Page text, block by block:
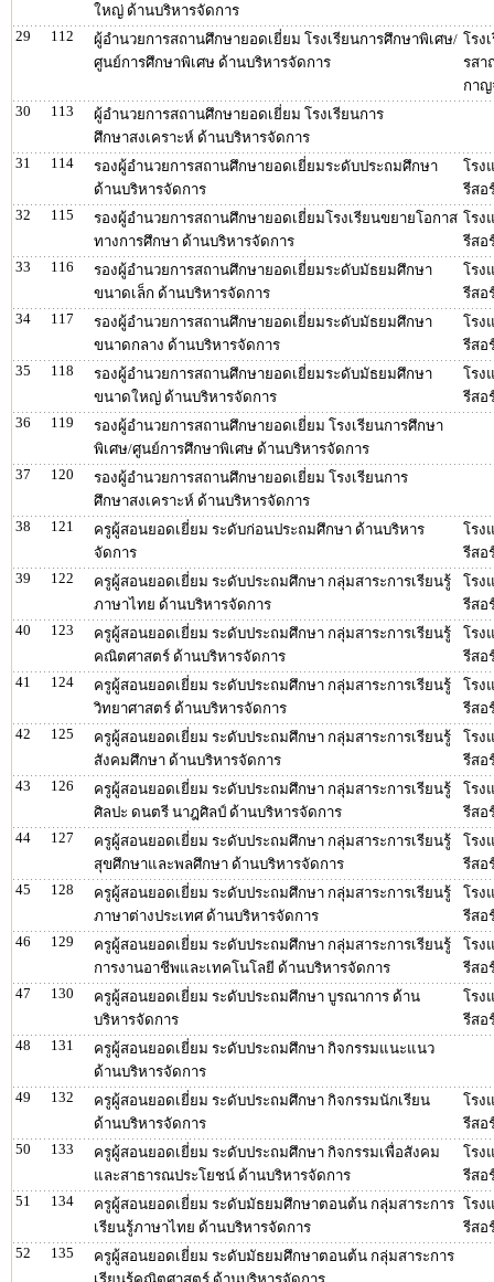
ใหญ่ ด้านบริหารจัดการ
29
112
ผู้อำนวยการสถานศึกษายอดเยี่ยม โรงเรียนการศึกษาพิเศษ/
ศูนย์การศึกษาพิเศษ ด้านบริหารจัดการ
โรง
รสา
กาญ
30
113
ผู้อำนวยการสถานศึกษายอดเยี่ยม โรงเรียนการ
ศึกษาสงเคราะห์ ด้านบริหารจัดการ
31
114
รองผู้อำนวยการสถานศึกษายอดเยี่ยมระดับประถมศึกษา
ด้านบริหารจัดการ
โรง
รีสอ
32
115
รองผู้อำนวยการสถานศึกษายอดเยี่ยมโรงเรียนขยายโอกาส
ทางการศึกษา ด้านบริหารจัดการ
โรง
รีสอ
33
116
รองผู้อำนวยการสถานศึกษายอดเยี่ยมระดับมัธยมศึกษา
ขนาดเล็ก ด้านบริหารจัดการ
โรง
รีสอ
34
117
รองผู้อำนวยการสถานศึกษายอดเยี่ยมระดับมัธยมศึกษา
ขนาดกลาง ด้านบริหารจัดการ
โรง
รีสอ
35
118
รองผู้อำนวยการสถานศึกษายอดเยี่ยมระดับมัธยมศึกษา
ขนาดใหญ่ ด้านบริหารจัดการ
โรง
รีสอ
36
119
รองผู้อำนวยการสถานศึกษายอดเยี่ยม โรงเรียนการศึกษา
พิเศษ/ศูนย์การศึกษาพิเศษ ด้านบริหารจัดการ
37
120
รองผู้อำนวยการสถานศึกษายอดเยี่ยม โรงเรียนการ
ศึกษาสงเคราะห์ ด้านบริหารจัดการ
38
121
ครูผู้สอนยอดเยี่ยม ระดับก่อนประถมศึกษา ด้านบริหาร
จัดการ
โรง
รีสอ
39
122
ครูผู้สอนยอดเยี่ยม ระดับประถมศึกษา กลุ่มสาระการเรียนรู้
ภาษาไทย ด้านบริหารจัดการ
โรง
รีสอ
40
123
ครูผู้สอนยอดเยี่ยม ระดับประถมศึกษา กลุ่มสาระการเรียนรู้
คณิตศาสตร์ ด้านบริหารจัดการ
โรง
รีสอ
41
124
ครูผู้สอนยอดเยี่ยม ระดับประถมศึกษา กลุ่มสาระการเรียนรู้
วิทยาศาสตร์ ด้านบริหารจัดการ
โรง
รีสอ
42
125
ครูผู้สอนยอดเยี่ยม ระดับประถมศึกษา กลุ่มสาระการเรียนรู้
สังคมศึกษา ด้านบริหารจัดการ
โรง
รีสอ
43
126
ครูผู้สอนยอดเยี่ยม ระดับประถมศึกษา กลุ่มสาระการเรียนรู้
ศิลปะ ดนตรี นาฎศิลป์ ด้านบริหารจัดการ
โรง
รีสอ
44
127
ครูผู้สอนยอดเยี่ยม ระดับประถมศึกษา กลุ่มสาระการเรียนรู้
สุขศึกษาและพลศึกษา ด้านบริหารจัดการ
โรง
รีสอ
45
128
ครูผู้สอนยอดเยี่ยม ระดับประถมศึกษา กลุ่มสาระการเรียนรู้
ภาษาต่างประเทศ ด้านบริหารจัดการ
โรง
รีสอ
46
129
ครูผู้สอนยอดเยี่ยม ระดับประถมศึกษา กลุ่มสาระการเรียนรู้
การงานอาชีพและเทคโนโลยี ด้านบริหารจัดการ
โรง
รีสอ
47
130
ครูผู้สอนยอดเยี่ยม ระดับประถมศึกษา บูรณาการ ด้าน
บริหารจัดการ
โรง
รีสอ
48
131
ครูผู้สอนยอดเยี่ยม ระดับประถมศึกษา กิจกรรมแนะแนว
ด้านบริหารจัดการ
49
132
ครูผู้สอนยอดเยี่ยม ระดับประถมศึกษา กิจกรรมนักเรียน
ด้านบริหารจัดการ
โรง
รีสอ
50
133
ครูผู้สอนยอดเยี่ยม ระดับประถมศึกษา กิจกรรมเพื่อสังคม
และสาธารณประโยชน์ ด้านบริหารจัดการ
โรง
รีสอ
51
134
ครูผู้สอนยอดเยี่ยม ระดับมัธยมศึกษาตอนต้น กลุ่มสาระการ
เรียนรู้ภาษาไทย ด้านบริหารจัดการ
โรง
รีสอ
52
135
ครูผู้สอนยอดเยี่ยม ระดับมัธยมศึกษาตอนต้น กลุ่มสาระการ